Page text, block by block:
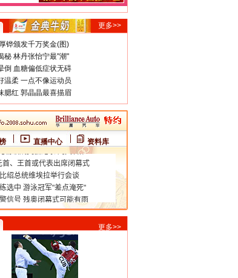
更多>>
铧颁发千万奖金(图)
秘 林丹张怡宁最"潮"
倒 血糖偏低症状无碍
温柔 一点不像运动员
腮红 郭晶晶最喜描眉
直播中心 资料库
更多>>